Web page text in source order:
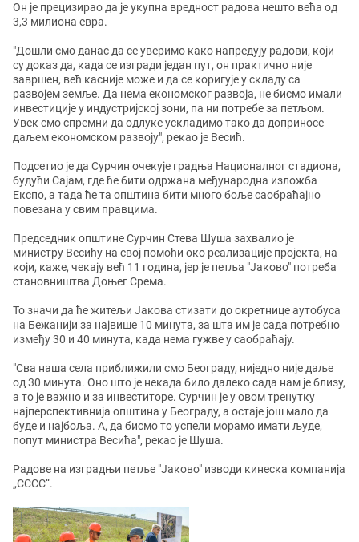
Он је прецизирао да је укупна вредност радова нешто већа од
3,3 милиона евра.
"Дошли смо данас да се уверимо како напредују радови, који
су доказ да, када се изгради један пут, он практично није
завршен, већ касније може и да се коригује у складу са
развојем земље. Да нема економског развоја, не бисмо имали
инвестиције у индустријској зони, па ни потребе за петљом.
Увек смо спремни да одлуке ускладимо тако да доприносе
даљем економском развоју", рекао је Весић.
Подсетио је да Сурчин очекује градња Националног стадиона,
будући Сајам, где ће бити одржана међународна изложба
Експо, а тада ће та општина бити много боље саобраћајно
повезана у свим правцима.
Председник општине Сурчин Стева Шуша захвалио је
министру Весићу на свој помоћи око реализације пројекта, на
који, каже, чекају већ 11 година, јер је петља "Јаково" потреба
становништва Доњег Срема.
То значи да ће житељи Јакова стизати до окретнице аутобуса
на Бежанији за највише 10 минута, за шта им је сада потребно
између 30 и 40 минута, када нема гужве у саобраћају.
"Сва наша села приближили смо Београду, ниједно није даље
од 30 минута. Оно што је некада било далеко сада нам је близу,
а то је важно и за инвеститоре. Сурчин је у овом тренутку
најперспективнија општина у Београду, а остаје још мало да
буде и најбоља. А, да бисмо то успели морамо имати људе,
попут министра Весића", рекао је Шуша.
Радове на изградњи петље "Јаково" изводи кинеска компанија
„CCCC“.